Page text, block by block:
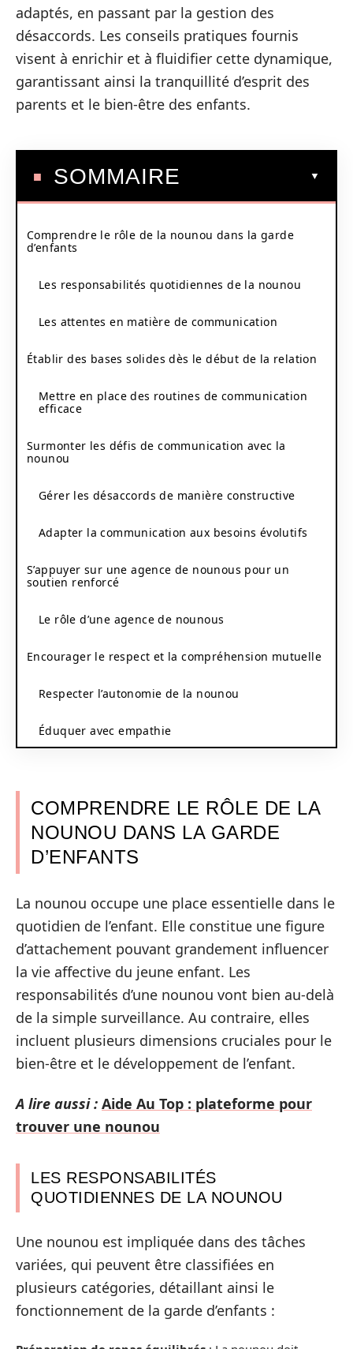
adaptés, en passant par la gestion des
désaccords. Les conseils pratiques fournis
visent à enrichir et à fluidifier cette dynamique,
garantissant ainsi la tranquillité d’esprit des
parents et le bien-être des enfants.
SOMMAIRE
Comprendre le rôle de la nounou dans la garde
d’enfants
Les responsabilités quotidiennes de la nounou
Les attentes en matière de communication
Établir des bases solides dès le début de la relation
Mettre en place des routines de communication
efficace
Surmonter les défis de communication avec la
nounou
Gérer les désaccords de manière constructive
Adapter la communication aux besoins évolutifs
S’appuyer sur une agence de nounous pour un
soutien renforcé
Le rôle d’une agence de nounous
Encourager le respect et la compréhension mutuelle
Respecter l’autonomie de la nounou
Éduquer avec empathie
COMPRENDRE LE RÔLE DE LA
NOUNOU DANS LA GARDE
D’ENFANTS
La nounou occupe une place essentielle dans le
quotidien de l’enfant. Elle constitue une figure
d’attachement pouvant grandement influencer
la vie affective du jeune enfant. Les
responsabilités d’une nounou vont bien au-delà
de la simple surveillance. Au contraire, elles
incluent plusieurs dimensions cruciales pour le
bien-être et le développement de l’enfant.
A lire aussi : Aide Au Top : plateforme pour
trouver une nounou
LES RESPONSABILITÉS
QUOTIDIENNES DE LA NOUNOU
Une nounou est impliquée dans des tâches
variées, qui peuvent être classifiées en
plusieurs catégories, détaillant ainsi le
fonctionnement de la garde d’enfants :